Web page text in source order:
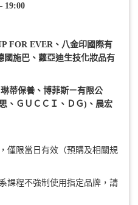
19:00
FOR EVER、八金印國際有
國施巴、蘿亞迪生技化妝品有
蒂保養、博菲斯ㄧ有限公
、ＧＵＣＣＩ、ＤＧ)、晨宏
僅限當日有效（預購及相關規
課程不強制使用指定品牌，請